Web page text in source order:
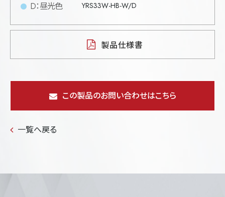
D：昼光色 YRS33W-HB-W/D
製品仕様書
この製品のお問い合わせはこちら
一覧へ戻る